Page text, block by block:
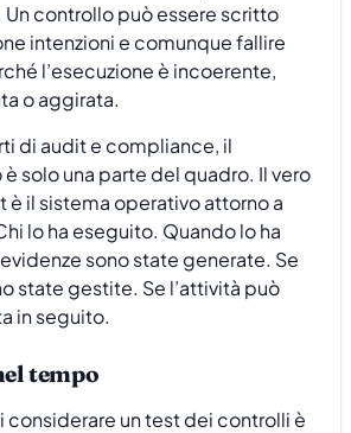
Un controllo può essere scritto
intenzioni e comunque fallire
l’esecuzione è incoerente,
o aggirata.
di audit e compliance, il
solo una parte del quadro. Il vero
il sistema operativo attorno a
lo ha eseguito. Quando lo ha
sono state generate. Se
state gestite. Se l’attività può
in seguito.
tempo
considerare un test dei controlli è